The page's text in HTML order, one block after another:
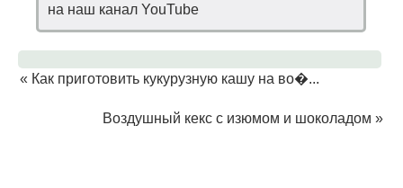
на наш канал YouTube
« Как приготовить кукурузную кашу на во�...
Воздушный кекс с изюмом и шоколадом »